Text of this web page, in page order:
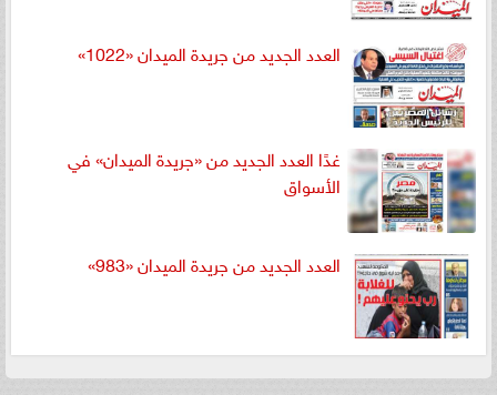
العدد الجديد من جريدة الميدان «1022»
غدًا العدد الجديد من «جريدة الميدان» في
الأسواق
العدد الجديد من جريدة الميدان «983»